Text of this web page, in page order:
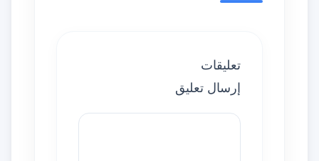
تعليقات
إرسال تعليق